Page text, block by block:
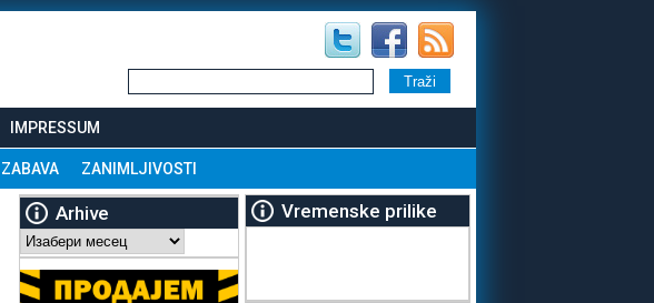
IMPRESSUM
ZABAVA ZANIMLJIVOSTI
Arhive
Arhive
Vremenske prilike